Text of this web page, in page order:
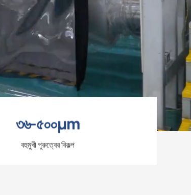
৩৬-৫০০µm
বহুমুখী পুরুত্বের বিকল্প